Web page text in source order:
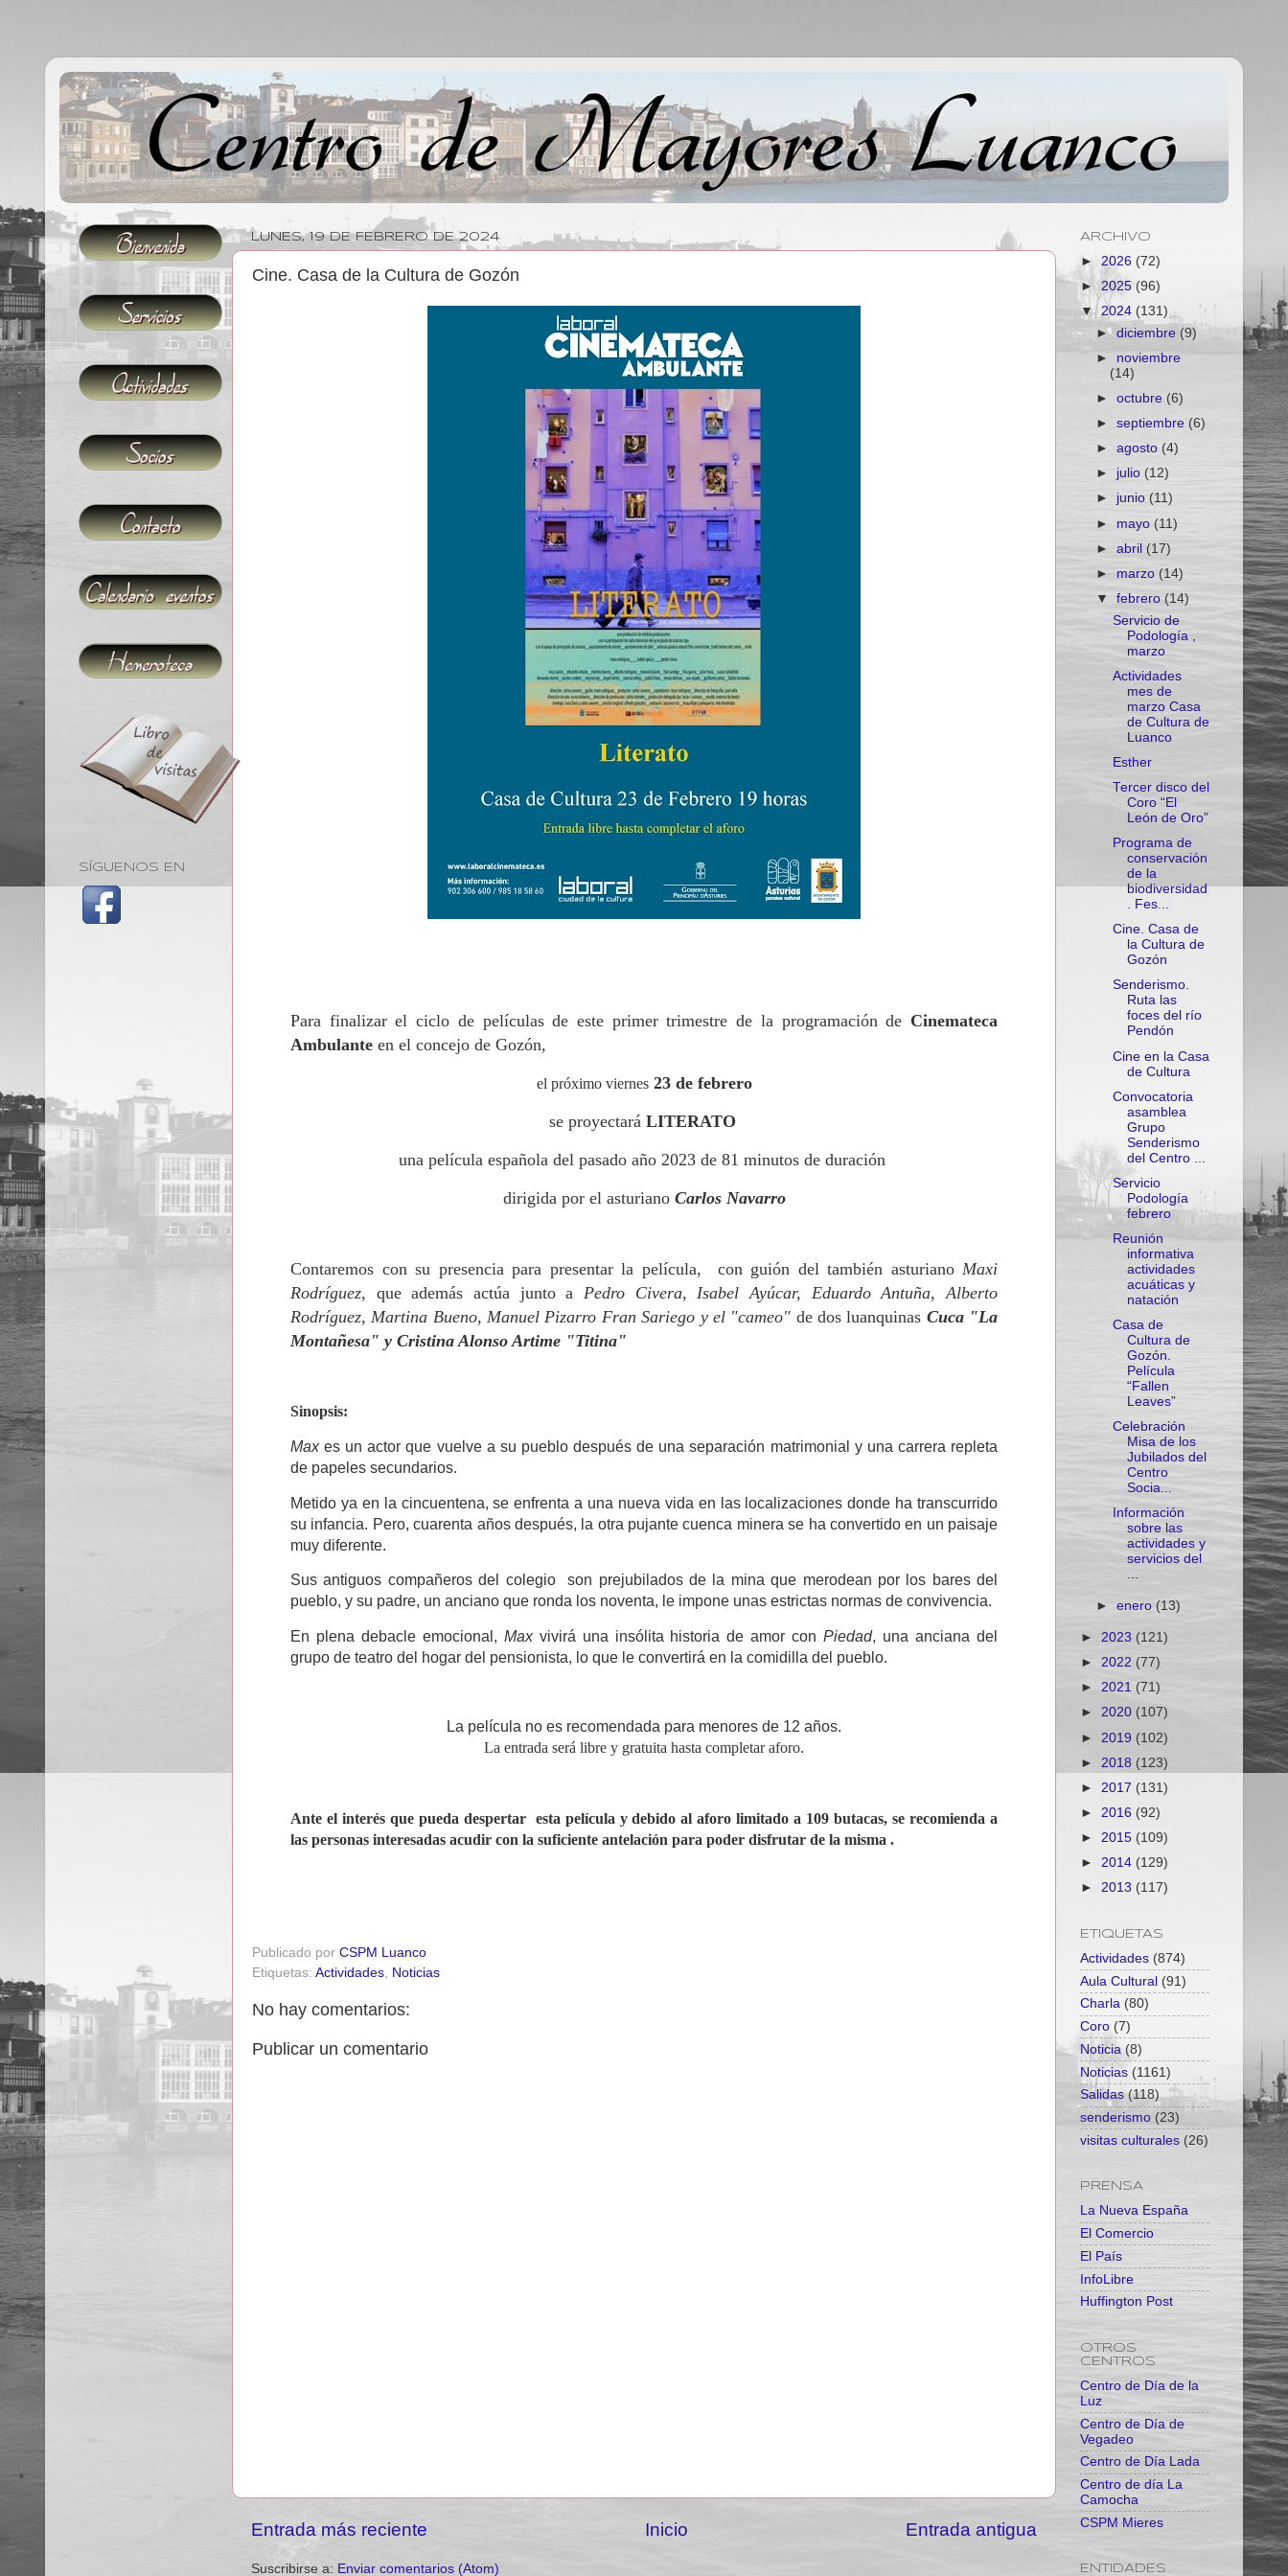
LUNES, 19 DE FEBRERO DE 2024
Cine. Casa de la Cultura de Gozón
Para finalizar el ciclo de películas de este primer trimestre de la programación de Cinemateca
Ambulante en el concejo de Gozón,
el próximo viernes 23 de febrero
se proyectará LITERATO
una película española del pasado año 2023 de 81 minutos de duración
dirigida por el asturiano Carlos Navarro
Contaremos con su presencia para presentar la película, con guión del también asturiano Maxi
Rodríguez, que además actúa junto a Pedro Civera, Isabel Ayúcar, Eduardo Antuña, Alberto
Rodríguez, Martina Bueno, Manuel Pizarro Fran Sariego y el "cameo" de dos luanquinas Cuca "La
Montañesa" y Cristina Alonso Artime "Titina"
Sinopsis:
Maxes un actor que vuelve a su pueblo después de una separación matrimonial y una carrera repleta
de papeles secundarios.
Metido ya en la cincuentena, se enfrenta a una nueva vida en las localizaciones donde ha transcurrido
su infancia. Pero, cuarenta años después, la otra pujante cuenca minera se ha convertido en un paisaje
muy diferente.
Sus antiguos compañeros del colegio son prejubilados de la mina que merodean por los bares del
pueblo, y su padre, un anciano que ronda los noventa, le impone unas estrictas normas de convivencia.
En plena debacle emocional, Maxvivirá una insólita historia de amor conPiedad, una anciana del
grupo de teatro del hogar del pensionista, lo que le convertirá en la comidilla del pueblo.
La película no es recomendada para menores de 12 años.
La entrada será libre y gratuita hasta completar aforo.
Ante el interés que pueda despertar esta película y debido al aforo limitado a 109 butacas, se recomienda a
las personas interesadas acudir con la suficiente antelación para poder disfrutar de la misma .
Publicado por CSPM Luanco
Etiquetas: Actividades, Noticias
No hay comentarios:
Publicar un comentario
Entrada más reciente Entrada antigua
Inicio
Suscribirse a: Enviar comentarios (Atom)
SÍGUENOS EN
ARCHIVO
► 2026 (72)
► 2025 (96)
▼ 2024 (131)
►diciembre (9)
► noviembre
(14)
►octubre (6)
►septiembre (6)
►agosto (4)
► julio (12)
►junio (11)
► mayo(11)
►abril(17)
► marzo (14)
▼febrero (14)
Servicio de
Podología ,
marzo
Actividades
mes de
marzo Casa
de Cultura de
Luanco
Esther
Tercer disco del
Coro “El
León de Oro”
Programa de
conservación
de la
biodiversidad
. Fes...
Cine. Casa de
la Cultura de
Gozón
Senderismo.
Ruta las
foces del río
Pendón
Cine en la Casa
de Cultura
Convocatoria
asamblea
Grupo
Senderismo
del Centro ...
Servicio
Podología
febrero
Reunión
informativa
actividades
acuáticas y
natación
Casa de
Cultura de
Gozón.
Película
“Fallen
Leaves”
Celebración
Misa de los
Jubilados del
Centro
Socia...
Información
sobre las
actividades y
servicios del
...
►enero(13)
► 2023 (121)
► 2022 (77)
► 2021 (71)
► 2020 (107)
► 2019 (102)
► 2018 (123)
► 2017 (131)
► 2016 (92)
► 2015 (109)
► 2014 (129)
► 2013 (117)
ETIQUETAS
Actividades (874)
Aula Cultural (91)
Charla (80)
Coro (7)
Noticia (8)
Noticias (1161)
Salidas (118)
senderismo (23)
visitas culturales (26)
PRENSA
La Nueva España
El Comercio
El País
InfoLibre
Huffington Post
OTROS
CENTROS
Centro de Día de la
Luz
Centro de Día de
Vegadeo
Centro de Día Lada
Centro de día La
Camocha
CSPM Mieres
ENTIDADES